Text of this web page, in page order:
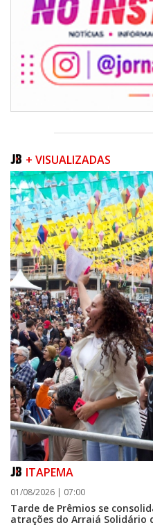
05/08/2026 | 07:00
Queda na geração europeia
centers e carros elétricos elevam a
armazenamento no centro do
NAVEGANTES
+ VISUALIZADAS
ITAPEMA
01/08/2026 | 07:00
Tarde de Prêmios se
atrações do Arraiá Solidário